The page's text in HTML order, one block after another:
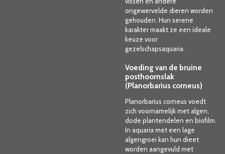
ongewervelde dieren worden
gehouden. Hun serene
karakter maakt ze een ideale
keuze voor
gezelschapsaquaria.
Voeding van de bruine
posthoornslak
(Planorbarius corneus)
Planorbarius corneus voedt
zich voornamelijk met algen,
dode plantendelen en biofilm.
In aquaria met een lage
algengroei kan hun dieet
worden aangevuld met